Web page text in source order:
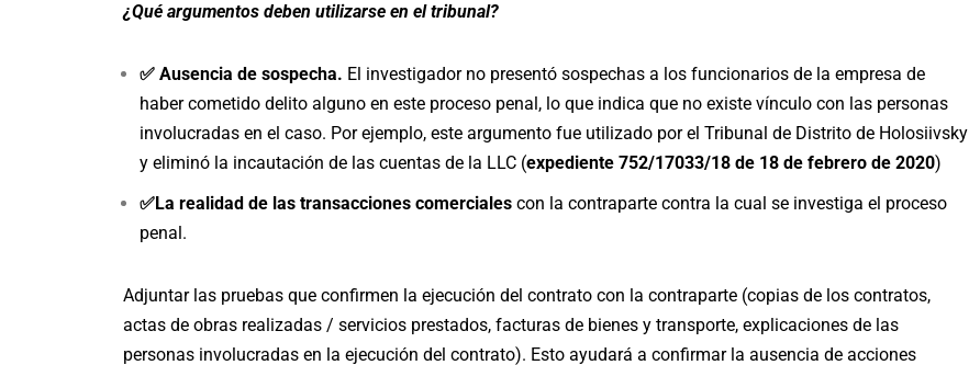
¿Qué argumentos deben utilizarse en el tribunal?
✅ Ausencia de sospecha. El investigador no presentó sospechas a los funcionarios de la empresa de
haber cometido delito alguno en este proceso penal, lo que indica que no existe vínculo con las personas
involucradas en el caso. Por ejemplo, este argumento fue utilizado por el Tribunal de Distrito de Holosiivsky
y eliminó la incautación de las cuentas de la LLC (expediente 752/17033/18 de 18 de febrero de 2020)
✅La realidad de las transacciones comerciales con la contraparte contra la cual se investiga el proceso
penal.
Adjuntar las pruebas que confirmen la ejecución del contrato con la contraparte (copias de los contratos,
actas de obras realizadas / servicios prestados, facturas de bienes y transporte, explicaciones de las
personas involucradas en la ejecución del contrato). Esto ayudará a confirmar la ausencia de acciones